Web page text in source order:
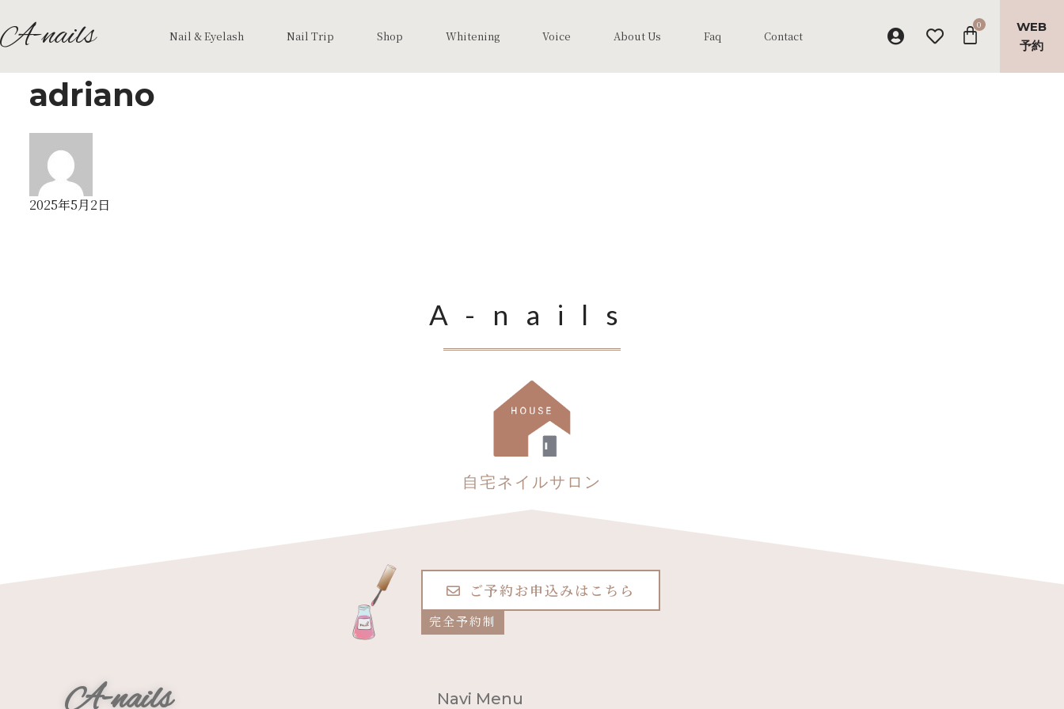
A-nails Nail & Eyelash Nail Trip Shop Whitening Voice About Us Faq Contact
WEB
予約
adriano
2025年5月2日
A-nails
自宅ネイルサロン
ご予約お申込みはこちら
完全予約制
A-nails Navi Menu